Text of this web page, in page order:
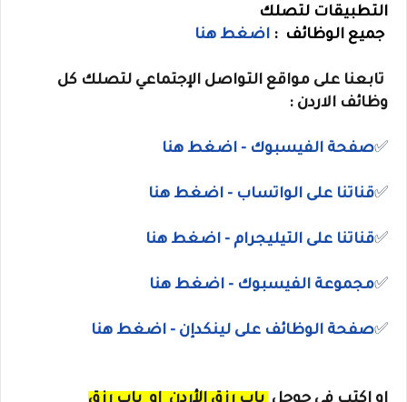
التطبيقات لتصلك
جميع الوظائف : اضغط هنا
تابعنا على مواقع التواصل الإجتماعي لتصلك كل
وظائف الاردن :
✅صفحة الفيسبوك - اضغط هنا
✅قناتنا على الواتساب - اضغط هنا
✅قناتنا على التيليجرام - اضغط هنا
✅مجموعة الفيسبوك - اضغط هنا
✅صفحة الوظائف على لينكدإن - اضغط هنا